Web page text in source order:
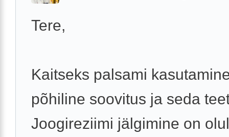
Tere,
Kaitseks palsami
põhiline soovitus ja seda
Joogireziimi jälgimine on